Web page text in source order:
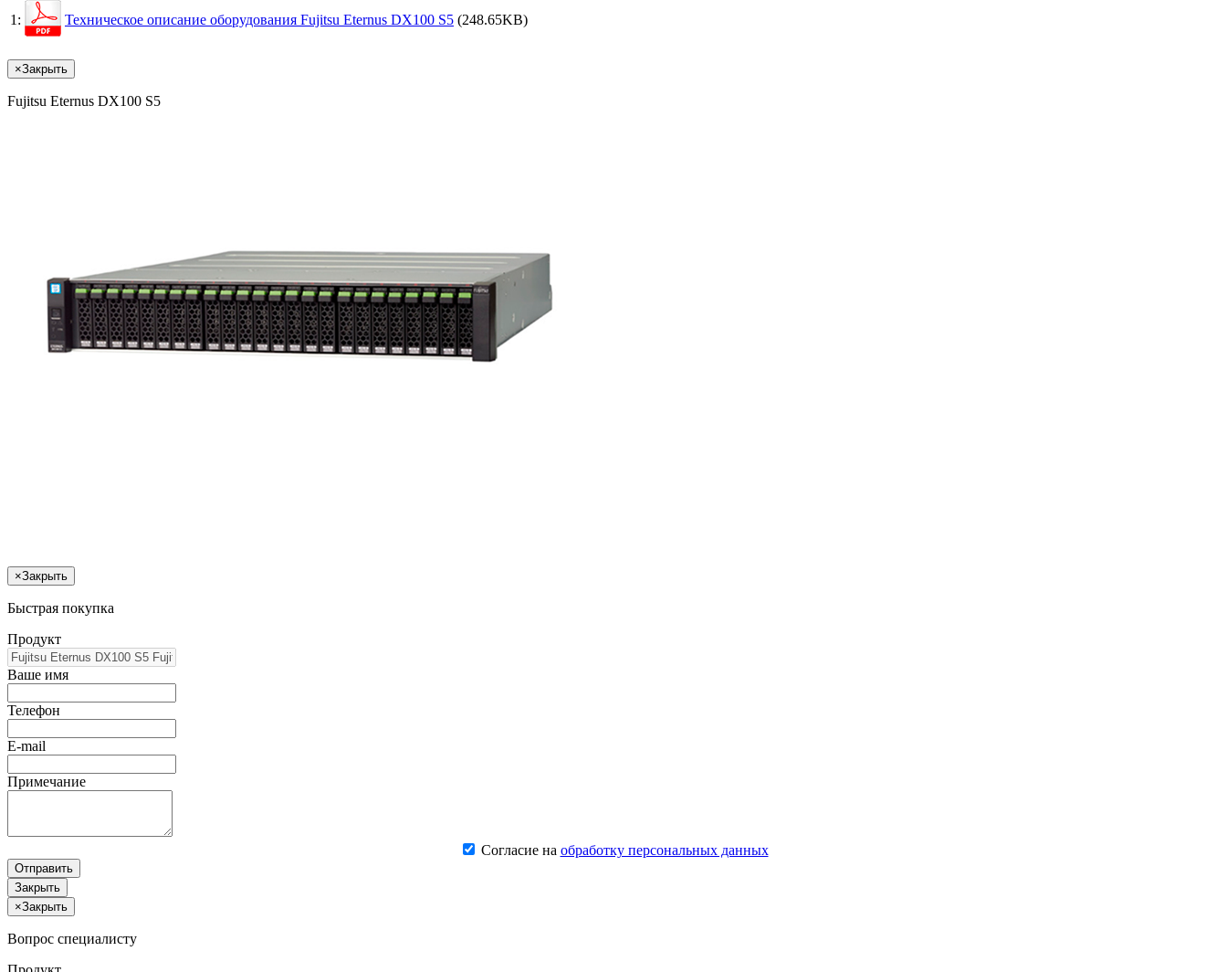
1: Техническое описание оборудования Fujitsu Eternus DX100 S5 (248.65KB)
×Закрыть
Fujitsu Eternus DX100 S5
×Закрыть
Быстрая покупка
Продукт
Ваше имя
Телефон
E-mail
Примечание
Согласие на обработку персональных данных
Отправить
Закрыть
×Закрыть
Вопрос специалисту